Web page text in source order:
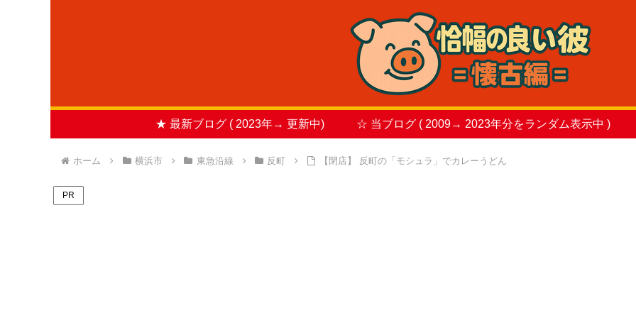
★ 最新ブログ ( 2023年→ 更新中) ☆ 当ブログ ( 2009→ 2023年分をランダム表示中 )
ホーム 横浜市 東急沿線 反町 【閉店】 反町の「モシュラ」でカレーうどん
PR